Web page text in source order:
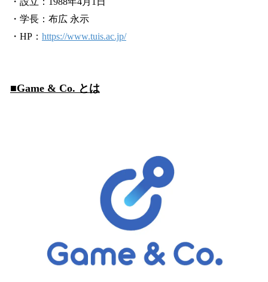
・学長：布広 永示
・HP： https://www.tuis.ac.jp/
■Game & Co. とは